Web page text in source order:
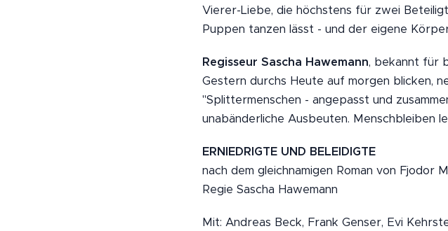
Vierer-Liebe, die höchstens für zwei
Puppen tanzen lässt - und der eigene
Regisseur Sascha Hawemann, bekannt für
Gestern durchs Heute auf morgen blicken,
"Splittermenschen - angepasst und
unabänderliche Ausbeuten. Menschbleiben
ERNIEDRIGTE UND BELEIDIGTE
nach dem gleichnamigen Roman von Fjodor
Regie Sascha Hawemann
Mit: Andreas Beck, Frank Genser, Evi